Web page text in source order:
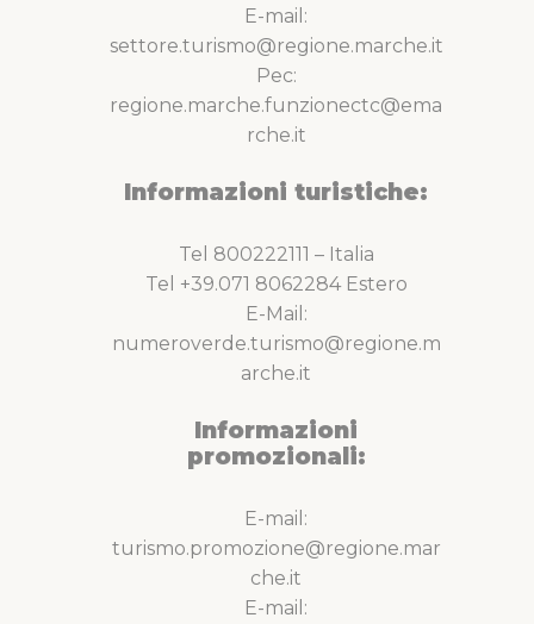
E-mail:
settore.turismo@regione.marche.it
Pec:
regione.marche.funzionectc@ema
rche.it
Informazioni turistiche:
Tel 800222111 – Italia
Tel +39.071 8062284 Estero
E-Mail:
numeroverde.turismo@regione.m
arche.it
Informazioni
promozionali:
E-mail:
turismo.promozione@regione.mar
che.it
E-mail: